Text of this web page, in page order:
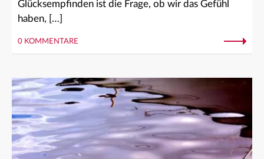
Glücksempfinden ist die Frage, ob wir das Gefühl
haben, […]
0 KOMMENTARE